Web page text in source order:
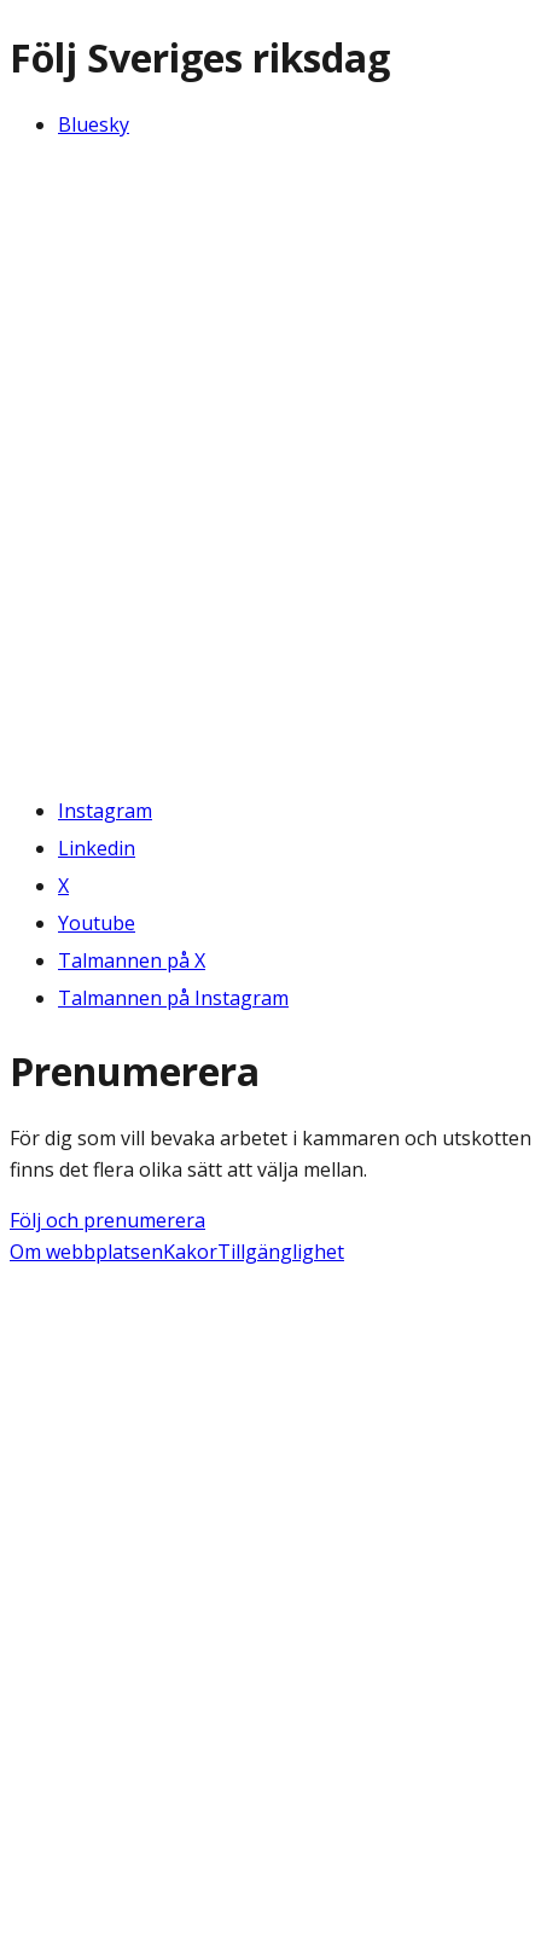
Följ Sveriges riksdag
Bluesky
Instagram
Linkedin
X
Youtube
Talmannen på X
Talmannen på Instagram
Prenumerera
För dig som vill bevaka arbetet i kammaren och utskotten
finns det flera olika sätt att välja mellan.
Följ och prenumerera
Om webbplatsenKakorTillgänglighet